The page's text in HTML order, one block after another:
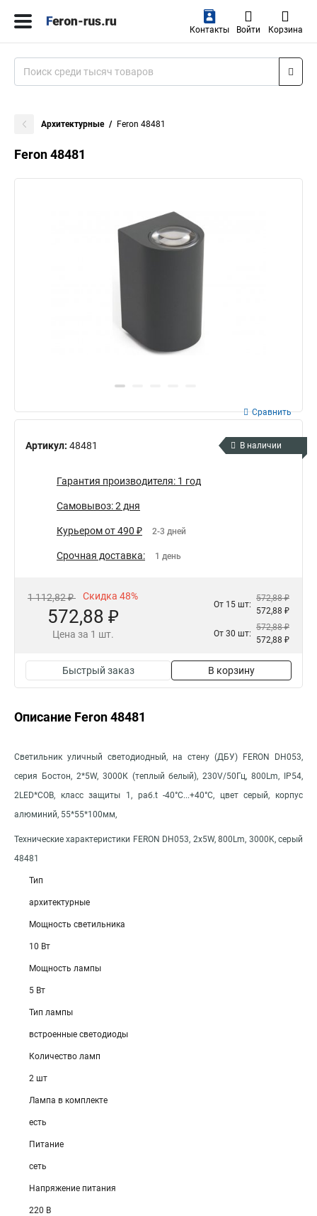
Контакты Войти Корзина
Архитектурные Feron 48481
Feron 48481
Артикул: 48481
Сравнить
В наличии
Гарантия производителя: 1 год
Самовывоз: 2 дня
Курьером от 490 ₽ 2-3 дней
Срочная доставка: 1 день
1 112,82 ₽ Скидка 48%
572,88 ₽
Цена за 1 шт.
От 15 шт:
572,88 ₽
572,88 ₽
От 30 шт:
572,88 ₽
572,88 ₽
Быстрый заказ В корзину
Описание Feron 48481
Светильник уличный светодиодный, на стену (ДБУ) FERON DH053,
серия Бостон, 2*5W, 3000К (теплый белый), 230V/50Гц, 800Lm, IP54,
2LED*COB, класс защиты 1, раб.t -40°C...+40°C, цвет серый, корпус
алюминий, 55*55*100мм,
Технические характеристики FERON DH053, 2x5W, 800Lm, 3000K, серый
48481
Тип
архитектурные
Мощность светильника
10 Вт
Мощность лампы
5 Вт
Тип лампы
встроенные светодиоды
Количество ламп
2 шт
Лампа в комплекте
есть
Питание
сеть
Напряжение питания
220 В